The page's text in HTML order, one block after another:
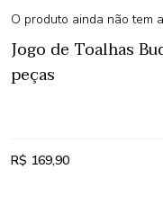
O produto ainda não tem
Jogo de Toalhas
peças
R$ 169,90